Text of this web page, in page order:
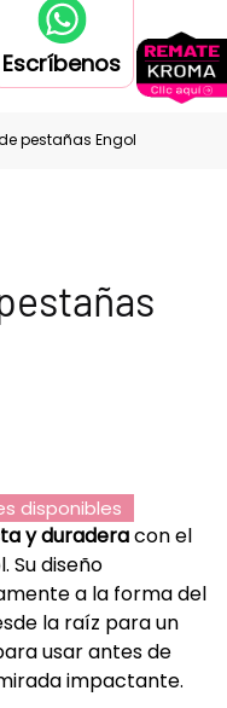
Escríbenos
pestañas Engol
disponibles
y duraderacon el
Su diseño
a la forma del
la raíz para un
usar antes de
impactante.